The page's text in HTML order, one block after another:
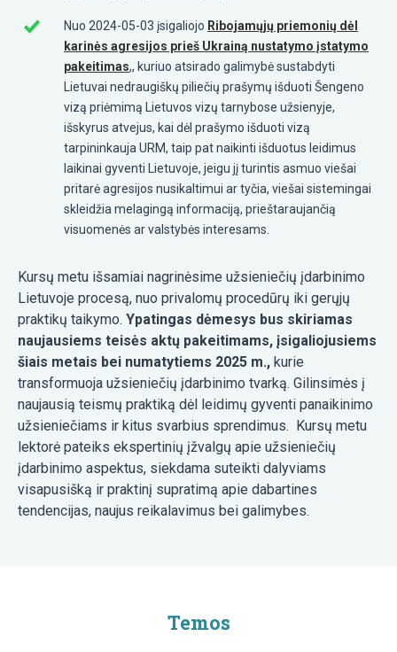
Nuo 2024-05-03 įsigaliojo Ribojamųjų priemonių dėl
karinės agresijos prieš Ukrainą nustatymo įstatymo
pakeitimas,, kuriuo atsirado galimybė sustabdyti
Lietuvai nedraugiškų piliečių prašymų išduoti Šengeno
vizą priėmimą Lietuvos vizų tarnybose užsienyje,
išskyrus atvejus, kai dėl prašymo išduoti vizą
tarpininkauja URM, taip pat naikinti išduotus leidimus
laikinai gyventi Lietuvoje, jeigu jį turintis asmuo viešai
pritarė agresijos nusikaltimui ar tyčia, viešai sistemingai
skleidžia melagingą informaciją, prieštaraujančią
visuomenės ar valstybės interesams.
Kursų metu išsamiai nagrinėsime užsieniečių įdarbinimo
Lietuvoje procesą, nuo privalomų procedūrų iki gerųjų
praktikų taikymo. Ypatingas dėmesys bus skiriamas
naujausiems teisės aktų pakeitimams, įsigaliojusiems
šiais metais bei numatytiems 2025 m., kurie
transformuoja užsieniečių įdarbinimo tvarką. Gilinsimės į
naujausią teismų praktiką dėl leidimų gyventi panaikinimo
užsieniečiams ir kitus svarbius sprendimus. Kursų metu
lektorė pateiks ekspertinių įžvalgų apie užsieniečių
įdarbinimo aspektus, siekdama suteikti dalyviams
visapusišką ir praktinį supratimą apie dabartines
tendencijas, naujus reikalavimus bei galimybes.
Temos